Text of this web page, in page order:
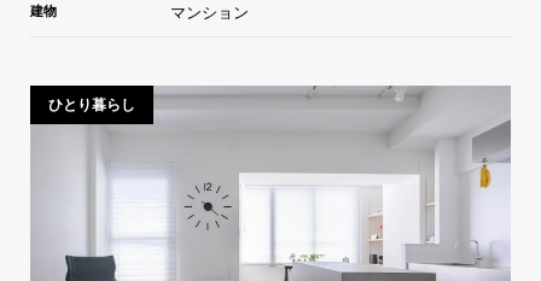
建物 マンション
ひとり暮らし